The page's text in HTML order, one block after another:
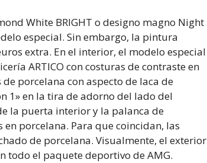
White BRIGHT o designo magno Night
especial. Sin embargo, la pintura
extra. En el interior, el modelo especial
ARTICO con costuras de contraste en
porcelana con aspecto de laca de
1» en la tira de adorno del lado del
la puerta interior y la palanca de
porcelana. Para que coincidan, las
de porcelana. Visualmente, el exterior
todo el paquete deportivo de AMG.